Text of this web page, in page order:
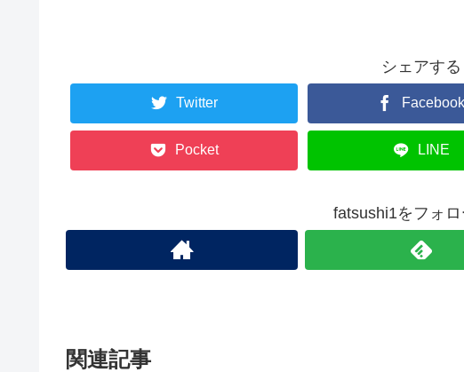
シェアする
Twitter Facebook
Pocket LINE
fatsushi1をフォロ
関連記事